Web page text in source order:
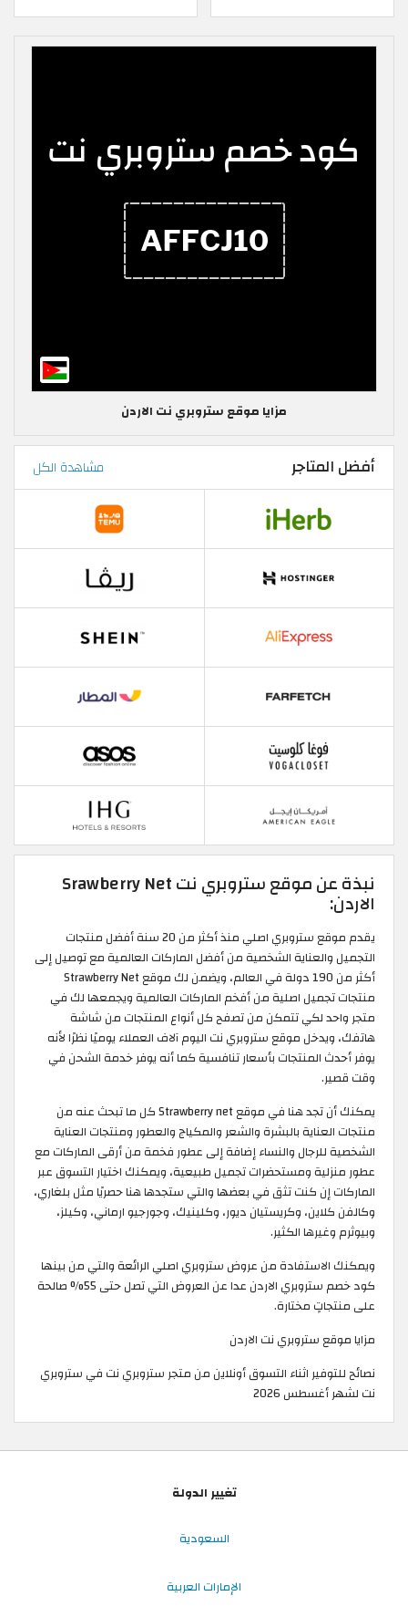
مزايا موقع ستروبري نت الاردن
أفضل المتاجر مشاهدة الكل
نبذة عن موقع ستروبري نت Srawberry Net
الاردن:
يقدم موقع ستروبري اصلي منذ أكثر من 20 سنة أفضل منتجات
التجميل والعناية الشخصية من أفضل الماركات العالمية مع توصيل إلى
أكثر من 190 دولة في العالم، ويضمن لك موقع Strawberry Net
منتجات تجميل اصلية من أفخم الماركات العالمية ويجمعها لك في
متجر واحد لكي تتمكن من تصفح كل أنواع المنتجات من شاشة
هاتفك، ويدخل موقع ستروبري نت اليوم آلاف العملاء يوميًا نظرًا لأنه
يوفر أحدث المنتجات بأسعار تنافسية كما أنه يوفر خدمة الشحن في
وقت قصير.
يمكنك أن تجد هنا في موقع Strawberry net كل ما تبحث عنه من
منتجات العناية بالبشرة والشعر والمكياج والعطور ومنتجات العناية
الشخصية للرجال والنساء إضافة إلى عطور فخمة من أرقى الماركات مع
عطور منزلية ومستحضرات تجميل طبيعية، ويمكنك اختيار التسوق عبر
الماركات إن كنت تثق في بعضها والتي ستجدها هنا حصريًا مثل بلغاري،
وكالفن كلاين، وكريستيان ديور، وكلينيك، وجورجيو ارماني، وكيلز،
وبيوثرم وغيرها الكثير.
ويمكنك الاستفادة من عروض ستروبري اصلي الرائعة والتي من بينها
كود خصم ستروبري الاردن عدا عن العروض التي تصل حتى 55% صالحة
على منتجاتٍ مختارة.
مزايا موقع ستروبري نت الاردن
نصائح للتوفير اثناء التسوق أونلاين من متجر ستروبري نت في ستروبري
نت لشهر أغسطس 2026
تغيير الدولة
السعودية
الإمارات العربية